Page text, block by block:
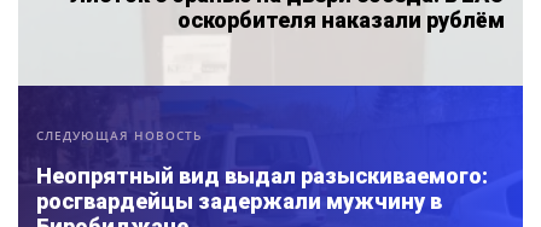
оскорбителя наказали рублём
СЛЕДУЮЩАЯ НОВОСТЬ
Неопрятный вид выдал разыскиваемого:
росгвардейцы задержали мужчину в